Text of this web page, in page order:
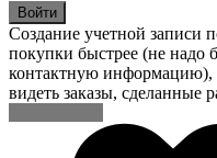
Войти
Создание учетной записи
покупки быстрее (не надо
контактную информацию),
видеть заказы, сделанные